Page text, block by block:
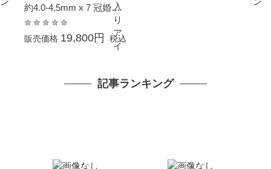
約4.0-4.5mm x 7 冠婚葬
祭 結婚式 卒業 入園 入学
式 母の日 ホワイトデー
プレゼント 金属アレルギ
販売価格 19,800円 税込
記事ランキング